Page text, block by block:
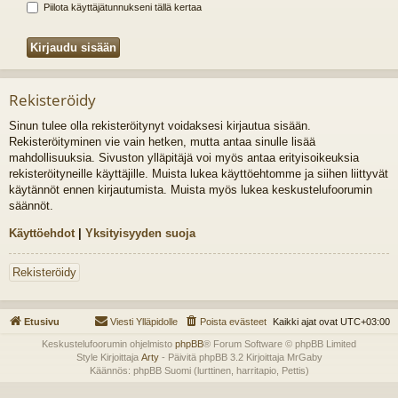
Piilota käyttäjätunnukseni tällä kertaa
Rekisteröidy
Sinun tulee olla rekisteröitynyt voidaksesi kirjautua sisään.
Rekisteröityminen vie vain hetken, mutta antaa sinulle lisää
mahdollisuuksia. Sivuston ylläpitäjä voi myös antaa erityisoikeuksia
rekisteröityneille käyttäjille. Muista lukea käyttöehtomme ja siihen liittyvät
käytännöt ennen kirjautumista. Muista myös lukea keskustelufoorumin
säännöt.
Käyttöehdot | Yksityisyyden suoja
Rekisteröidy
Etusivu Kaikki ajat ovat UTC+03:00
Poista evästeet
Viesti Ylläpidolle
Keskustelufoorumin ohjelmisto phpBB® Forum Software © phpBB Limited
Style Kirjoittaja Arty- Päivitä phpBB 3.2 Kirjoittaja MrGaby
Käännös: phpBB Suomi (lurttinen, harritapio, Pettis)